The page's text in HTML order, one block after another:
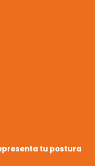
tu postura